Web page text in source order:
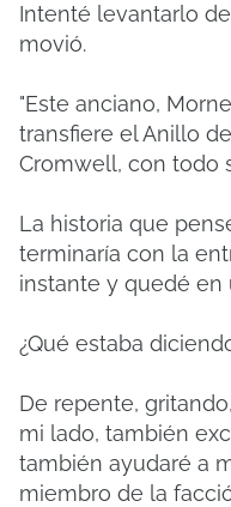
Intenté levantarlo
movió.
"Este anciano,
transfiere el Anillo
Cromwell, con todo
La historia que
terminaría con la
instante y quedé en
¿Qué estaba
De repente,
mi lado, también
también ayudaré a
miembro de la